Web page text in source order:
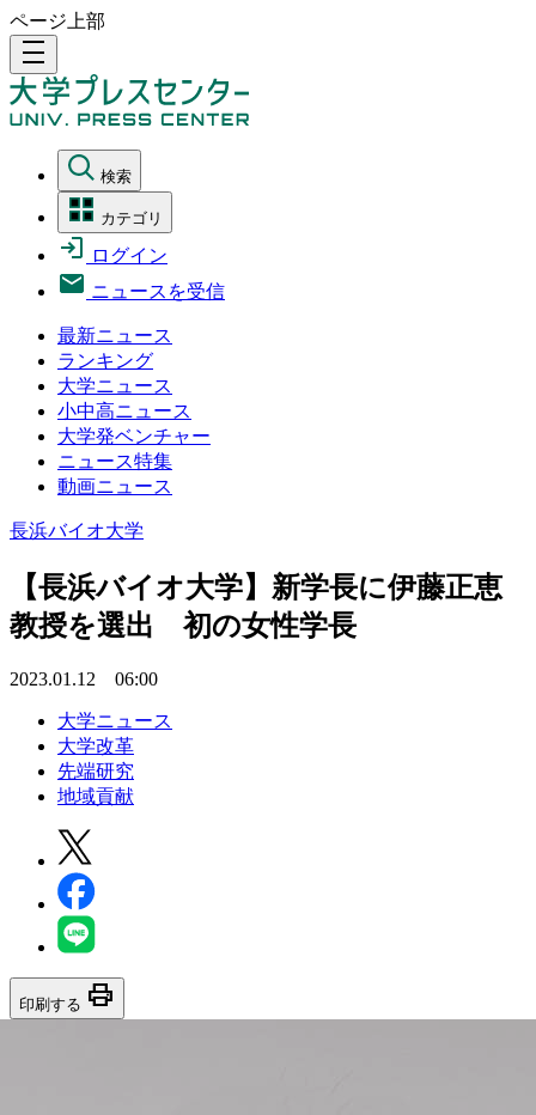
ページ上部
density_medium
検索
カテゴリ
ログイン
ニュースを受信
最新ニュース
ランキング
大学ニュース
小中高ニュース
大学発ベンチャー
ニュース特集
動画ニュース
長浜バイオ大学
【長浜バイオ大学】新学長に伊藤正恵
教授を選出 初の女性学長
2023.01.12 06:00
大学ニュース
大学改革
先端研究
地域貢献
印刷する print